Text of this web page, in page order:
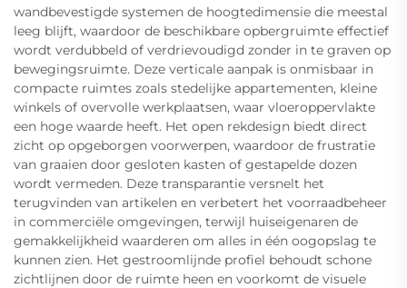
wandbevestigde systemen de hoogtedimensie die meestal
leeg blijft, waardoor de beschikbare opbergruimte effectief
wordt verdubbeld of verdrievoudigd zonder in te graven op
bewegingsruimte. Deze verticale aanpak is onmisbaar in
compacte ruimtes zoals stedelijke appartementen, kleine
winkels of overvolle werkplaatsen, waar vloeroppervlakte
een hoge waarde heeft. Het open rekdesign biedt direct
zicht op opgeborgen voorwerpen, waardoor de frustratie
van graaien door gesloten kasten of gestapelde dozen
wordt vermeden. Deze transparantie versnelt het
terugvinden van artikelen en verbetert het voorraadbeheer
in commerciële omgevingen, terwijl huiseigenaren de
gemakkelijkheid waarderen om alles in één oogopslag te
kunnen zien. Het gestroomlijnde profiel behoudt schone
zichtlijnen door de ruimte heen en voorkomt de visuele